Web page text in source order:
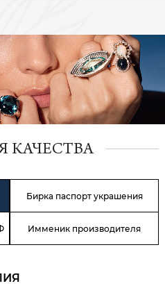
КАЧЕСТВА
Бирка паспорт украшения
Имменик производителя